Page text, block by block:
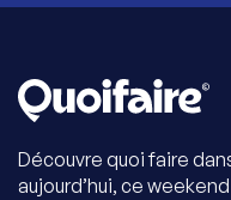
Découvre quoi faire
aujourd’hui, ce